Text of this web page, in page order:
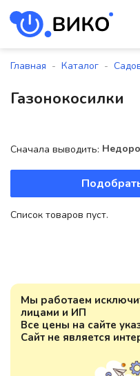
По
Главная - Каталог -
Газонокосилки
Мы работаем
лицами и ИП
Все цены на сайте
Сайт не является
Сначала выводить:
Список товаров пуст.